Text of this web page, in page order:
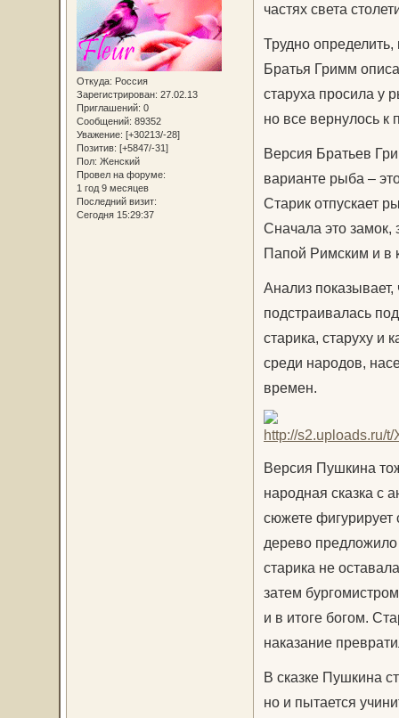
Откуда: Россия
Зарегистрирован: 27.02.13
Приглашений: 0
Сообщений: 89352
Уважение: [+30213/-28]
Позитив: [+5847/-31]
Пол: Женский
Провел на форуме:
1 год 9 месяцев
Последний визит:
Сегодня 15:29:37
частях света
Трудно
Братья Гримм
старуха просила у
но все вернулось к
Версия Братьев
варианте рыба –
Старик отпускает
Сначала это замок,
Папой Римским и в
Анализ показывает,
подстраивалась
старика, старуху и
среди народов,
времен.
Версия Пушкина
народная сказка с
сюжете фигурирует
дерево
старика не
затем
и в итоге богом.
наказание
В сказке Пушкина
но и пытается